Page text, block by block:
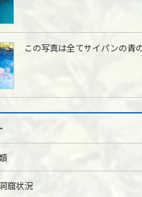
この写真は全てサイパンの青
窟状況